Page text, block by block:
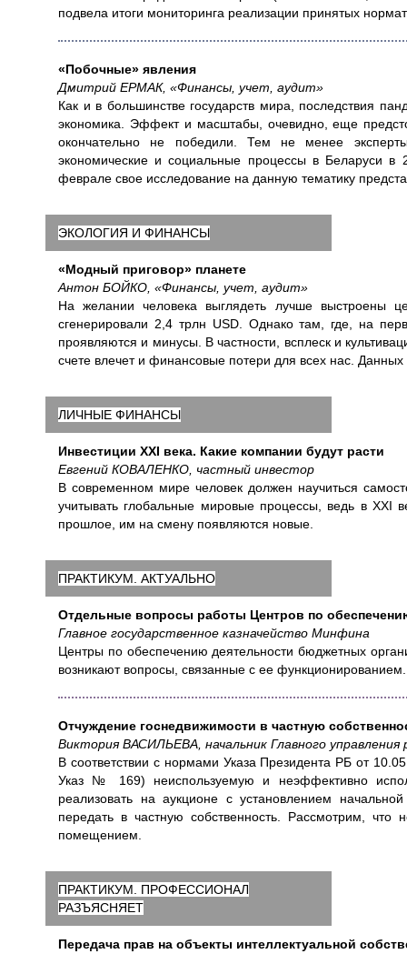
подвела итоги мониторинга реализации принятых
«Побочные» явления
Дмитрий ЕРМАК, «Финансы, учет, аудит»
Как и в большинстве государств мира, последствия
экономика. Эффект и масштабы, очевидно, еще
окончательно не победили. Тем не менее
экономические и социальные процессы в Беларуси
феврале свое исследование на данную тематику
ЭКОЛОГИЯ И ФИНАНСЫ
«Модный приговор» планете
Антон БОЙКО, «Финансы, учет, аудит»
На желании человека выглядеть лучше выстроены
сгенерировали 2,4 трлн USD. Однако там, где, на
проявляются и минусы. В частности, всплеск и
счете влечет и финансовые потери для всех нас.
ЛИЧНЫЕ ФИНАНСЫ
Инвестиции XXI века. Какие компании будут расти
Евгений КОВАЛЕНКО, частный инвестор
В современном мире человек должен научиться
учитывать глобальные мировые процессы, ведь в XXI
прошлое, им на смену появляются новые.
ПРАКТИКУМ. АКТУАЛЬНО
Отдельные вопросы работы Центров по
Главное государственное казначейство Минфина
Центры по обеспечению деятельности бюджетных
возникают вопросы, связанные с ее
Отчуждение госнедвижимости в частную
Виктория ВАСИЛЬЕВА, начальник Главного
В соответствии с нормами Указа Президента РБ от
Указ № 169) неиспользуемую и неэффективно
реализовать на аукционе с установлением
передать в частную собственность. Рассмотрим, что
помещением.
ПРАКТИКУМ. ПРОФЕССИОНАЛ
РАЗЪЯСНЯЕТ
Передача прав на объекты интеллектуальной